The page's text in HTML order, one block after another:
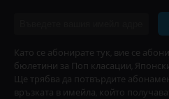
Като се абонирате тук, вие се
бюлетини за Поп класации,
Ще трябва да потвърдите
връзката в имейла, който